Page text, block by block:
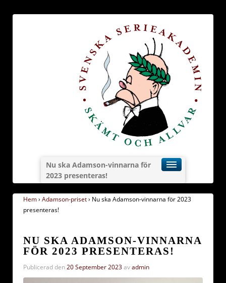
Nu ska Adamson-vinnarna för
2023 presenteras!
Hem› Adamson-priset› Nu ska Adamson-vinnarna för 2023
presenteras!
NU SKA ADAMSON-VINNARNA
FÖR 2023 PRESENTERAS!
Publicerad den20 September 2023avadmin